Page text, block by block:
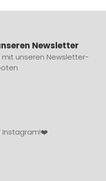
Newsletter
unseren Newsletter-
Instagram!❤️